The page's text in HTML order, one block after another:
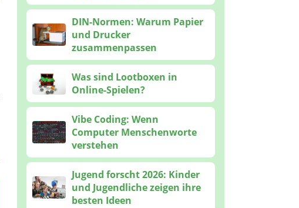
DIN-Normen: Warum Papier
und Drucker
zusammenpassen
Was sind Lootboxen in
Online-Spielen?
Vibe Coding: Wenn
Computer Menschenworte
verstehen
Jugend forscht 2026: Kinder
und Jugendliche zeigen ihre
besten Ideen